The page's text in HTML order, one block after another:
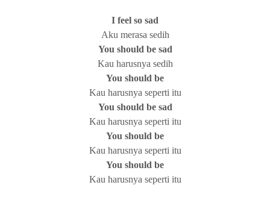
I feel so sad
Aku merasa sedih
You should be sad
Kau harusnya sedih
You should be
Kau harusnya seperti itu
You should be sad
Kau harusnya seperti itu
You should be
Kau harusnya seperti itu
You should be
Kau harusnya seperti itu